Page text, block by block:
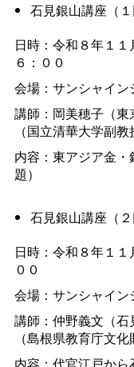
石見銀山講座（１
日時：令和８年１
６：００
会場：サンシャイ
講師：岡美穂子（
（国立清華大学副教
内容：東アジア金
題）
石見銀山講座（２
日時：令和８年１１
００
会場：サンシャイ
講師：仲野義文（
（島根県教育庁文化